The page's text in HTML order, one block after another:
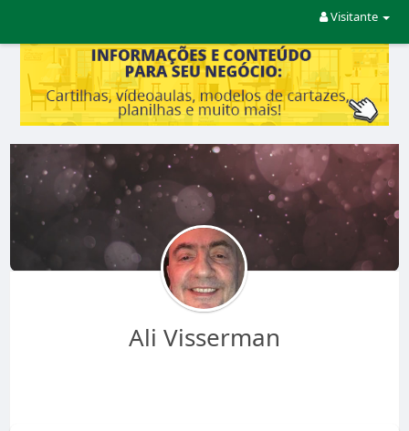
Visitante
Ali Visserman